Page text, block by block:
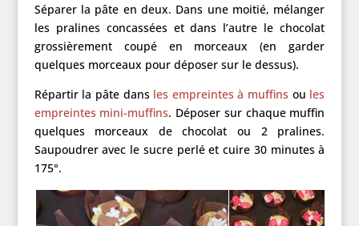
Séparer la pâte en deux. Dans une moitié, mélanger
les pralines concassées et dans l’autre le chocolat
grossièrement coupé en morceaux (en garder
quelques morceaux pour déposer sur le dessus).
Répartir la pâte dans les empreintes à muffins ou les
empreintes mini-muffins. Déposer sur chaque muffin
quelques morceaux de chocolat ou 2 pralines.
Saupoudrer avec le sucre perlé et cuire 30 minutes à
175°.